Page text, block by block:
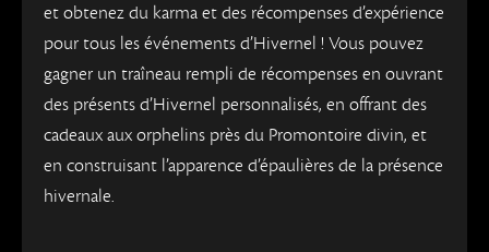
et obtenez du karma et des récompenses d’expérience
pour tous les événements d’Hivernel ! Vous pouvez
gagner un traîneau rempli de récompenses en ouvrant
des présents d’Hivernel personnalisés, en offrant des
cadeaux aux orphelins près du Promontoire divin, et
en construisant l’apparence d’épaulières de la présence
hivernale.